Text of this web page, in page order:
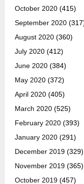
October 2020 (415)
September 2020
August 2020 (360)
July 2020 (412)
June 2020 (384)
May 2020 (372)
April 2020 (405)
March 2020 (525)
February 2020 (393)
January 2020 (291)
December 2019 (329)
November 2019 (365)
October 2019 (457)